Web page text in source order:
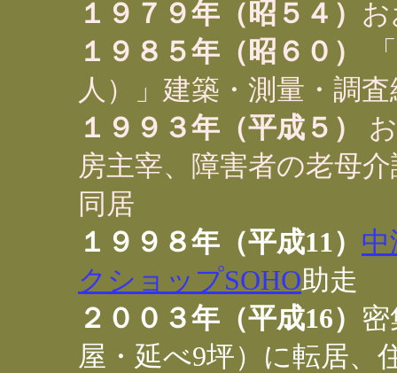
１９７９年（昭５４）
１９８５年（昭６０）
人）」建築・測量・調
１９９３年（平成５）
房主宰、障害者の老母
同居
１９９８年（平成11）
クショップSOHO助走
２００３年（平成16） 密
屋・延べ9坪）に転居、